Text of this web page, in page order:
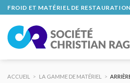
Skip
to
content
FROID ET MATÉRIEL DE
ACCUEIL > LA GAMME DE MATÉRIEL >